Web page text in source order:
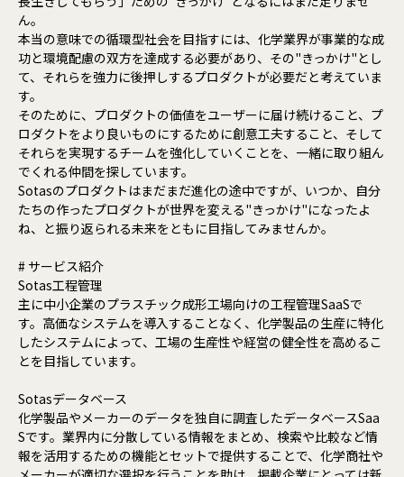
ん。
本当の意味での循環型社会を目指すには、化学業界が事業的な成
功と環境配慮の双方を達成する必要があり、その"きっかけ"とし
て、それらを強力に後押しするプロダクトが必要だと考えていま
す。
そのために、プロダクトの価値をユーザーに届け続けること、プ
ロダクトをより良いものにするために創意工夫すること、そして
それらを実現するチームを強化していくことを、一緒に取り組ん
でくれる仲間を探しています。
Sotasのプロダクトはまだまだ進化の途中ですが、いつか、自分
たちの作ったプロダクトが世界を変える"きっかけ"になったよ
ね、と振り返られる未来をともに目指してみませんか。
# サービス紹介
Sotas工程管理
主に中小企業のプラスチック成形工場向けの工程管理SaaSで
す。高価なシステムを導入することなく、化学製品の生産に特化
したシステムによって、工場の生産性や経営の健全性を高めるこ
とを目指しています。
Sotasデータベース
化学製品やメーカーのデータを独自に調査したデータベースSaa
Sです。業界内に分散している情報をまとめ、検索や比較など情
報を活用するための機能とセットで提供することで、化学商社や